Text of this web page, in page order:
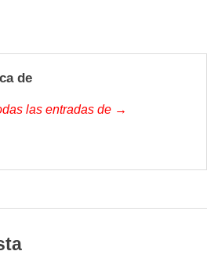
de
las entradas de →